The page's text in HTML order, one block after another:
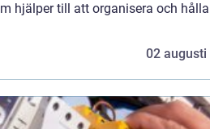
hjälper till att organisera och hålla
02 augusti